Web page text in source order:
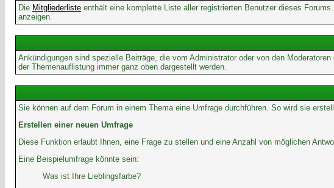
Die Mitgliederliste enthält eine komplette Liste aller registrierten Benutzer dieses
anzeigen.
Ankündigungen sind spezielle Beiträge, die vom Administrator oder von den
der Themenauflistung immer ganz oben dargestellt werden.
Sie können auf dem Forum in einem Thema eine Umfrage durchführen. So wird sie
Erstellen einer neuen Umfrage
Diese Funktion erlaubt Ihnen, eine Frage zu stellen und eine Anzahl von möglichen
Eine Beispielumfrage könnte sein:
Was ist Ihre Lieblingsfarbe?